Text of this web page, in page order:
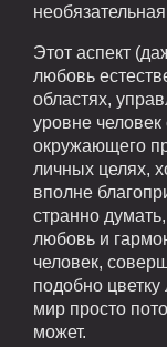
Этот аспект
любовь
областях,
уровне человек
окружающего
личных целях,
вполне
странно
любовь и
человек,
подобно
мир просто
может.